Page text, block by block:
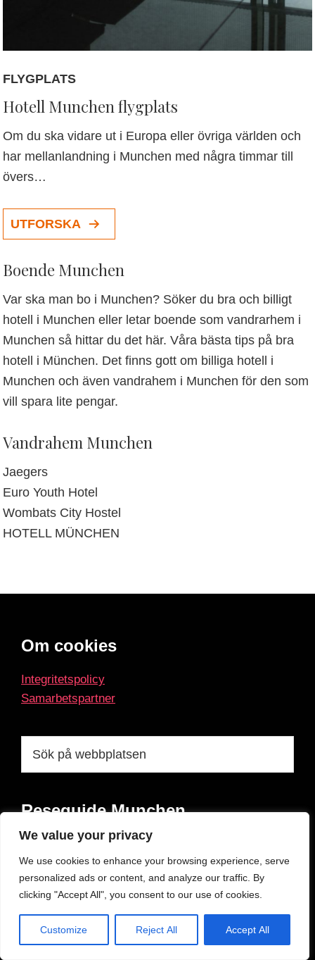
We value your privacy
We use cookies to enhance your browsing experience, serve
personalized ads or content, and analyze our traffic. By
clicking "Accept All", you consent to our use of cookies.
Customize Reject All Accept All
FLYGPLATS
Hotell Munchen flygplats
Om du ska vidare ut i Europa eller övriga världen och
har mellanlandning i Munchen med några timmar till
övers…
UTFORSKA
Boende Munchen
Var ska man bo i Munchen? Söker du bra och billigt
hotell i Munchen eller letar boende som vandrarhem i
Munchen så hittar du det här. Våra bästa tips på bra
hotell i München. Det finns gott om billiga hotell i
Munchen och även vandrahem i Munchen för den som
vill spara lite pengar.
Vandrahem Munchen
Jaegers
Euro Youth Hotel
Wombats City Hostel
HOTELL MÜNCHEN
Footer
Om cookies
Integritetspolicy
Samarbetspartner
Reseguide Munchen
Här på Munchen.se har vi samlat alla våra bästa
restips om München. Allt från trevliga boenden,
historiska sevärdheter till moderiktig shopping samt
läckra mat och dryckesupplevelser på trendiga
restauranger och barer.